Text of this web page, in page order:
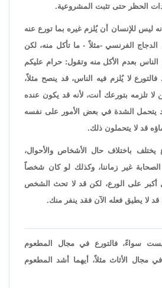
الحظر حتى تثبت المشروعية.
ليس للإنسان أن يُلزم غيره بما تورع عنه
الفرنسي -مثلاً - ما تأكل منه، لكن
بعدم الأكل منه وتقول: حرام عليكم
فالتورع لا يُلزم فيه الناس، قد ينصح مثلاً،
لا تلزمه بتورعك أنت، لأنه قد يكون عنده
يتحمل الشدة في بعض الأمور على نفسه
قد لا يتحملون ذلك.
باختلاف حال الأشخاص والأحوال،
غير زماننا، وكذلك لو كان شخصاً
أكبر على الورع، لكن قد لا تحث الشخص
قد لا يطيق فعله الآن فقد ينفر منك.
سواءً، فالتورع في مجال المطعوم
مجال الأثاث مثلاً، أيهما أشد المطعوم